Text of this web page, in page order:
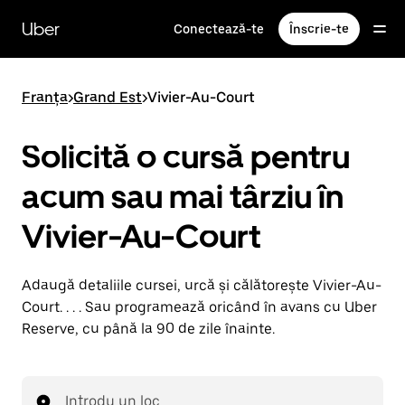
direct
conținutul
principal
Uber Conectează-te Înscrie-te
Franța>Grand Est>Vivier-Au-Court
Solicită o cursă pentru
acum sau mai târziu în
Vivier-Au-Court
Adaugă detaliile cursei, urcă și călătorește Vivier-Au-
Court. . . . Sau programează oricând în avans cu Uber
Reserve, cu până la 90 de zile înainte.
Introdu un loc